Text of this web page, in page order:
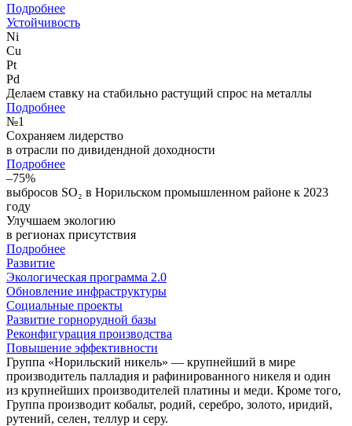
Подробнее
Устойчивость
Ni
Cu
Pt
Pd
Делаем ставку на стабильно растущий спрос на металлы
Подробнее
№1
Сохраняем лидерство
в отрасли по дивидендной доходности
Подробнее
–75%
выбросов SO₂ в Норильском промышленном районе к 2023
году
Улучшаем экологию
в регионах присутствия
Подробнее
Развитие
Экологическая программа 2.0
Обновление инфраструктуры
Социальные проекты
Развитие горнорудной базы
Реконфигурация производства
Повышение эффективности
Группа «Норильский никель» — крупнейший в мире
производитель палладия и рафинированного никеля и один
из крупнейших производителей платины и меди. Кроме того,
Группа производит кобальт, родий, серебро, золото, иридий,
рутений, селен, теллур и серу.